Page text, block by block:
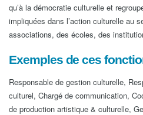
qu’à la démocratie culturelle et
impliquées dans l’action culturelle au
associations, des écoles, des
Exemples de ces
Responsable de gestion culturelle,
culturel, Chargé de communication,
de production artistique & culturelle,